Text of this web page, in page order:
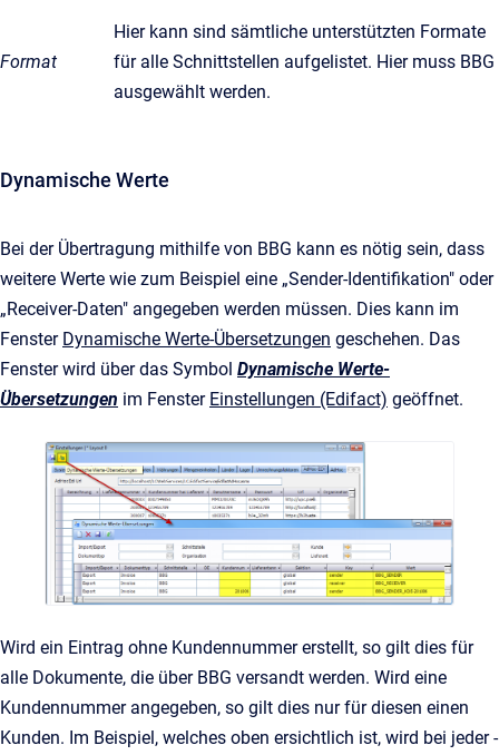
Format
Hier kann sind sämtliche unterstützten Formate
für alle Schnittstellen aufgelistet. Hier muss BBG
ausgewählt werden.
Dynamische Werte
Bei der Übertragung mithilfe von BBG kann es nötig sein, dass
weitere Werte wie zum Beispiel eine „Sender-Identifikation" oder
„Receiver-Daten" angegeben werden müssen. Dies kann im
Fenster Dynamische Werte-Übersetzungen geschehen. Das
Fenster wird über das Symbol Dynamische Werte-
Übersetzungen im Fenster Einstellungen (Edifact) geöffnet.
Wird ein Eintrag ohne Kundennummer erstellt, so gilt dies für
alle Dokumente, die über BBG versandt werden. Wird eine
Kundennummer angegeben, so gilt dies nur für diesen einen
Kunden. Im Beispiel, welches oben ersichtlich ist, wird bei jeder -